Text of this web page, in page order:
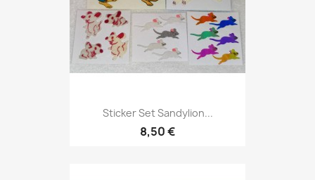
Sticker Set Sandylion...
8,50 €